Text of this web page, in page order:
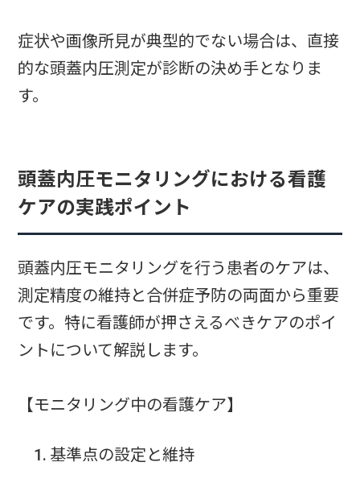
症状や画像所見が典型的でない場合は、直接
的な頭蓋内圧測定が診断の決め手となりま
す。
頭蓋内圧モニタリングにおける看護
ケアの実践ポイント
頭蓋内圧モニタリングを行う患者のケアは、
測定精度の維持と合併症予防の両面から重要
です。特に看護師が押さえるべきケアのポイ
ントについて解説します。
【モニタリング中の看護ケア】
基準点の設定と維持